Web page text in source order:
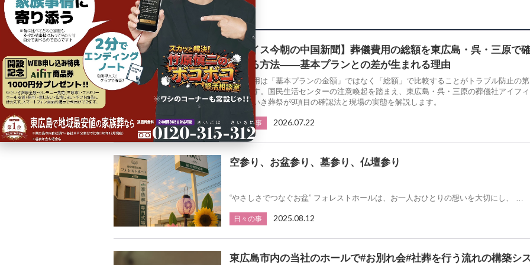
関連記事
【ナイス今朝の中国新聞】葬儀費用の総額を東広島・呉・三原で
認する方法――基本プランとの差が生まれる理由
葬儀費用は「基本プランの金額」ではなく「総額」で比較することがトラブル防止の第
一歩です。国民生活センターの注意喚起を踏まえ、東広島・呉・三原の葬儀社アイフィ
ットさいき葬祭が9項目の確認法と現場の実態を解説します。
日々の事 2026.07.22
空参り、お盆参り、墓参り、仏壇参り
“やさしさでつなぐお盆” フォレストホールは、お一人おひとりの想いを大切にし、 …
日々の事 2025.08.12
東広島市内の当社のホールで#お別れ会#社葬を行う流れの構築シ